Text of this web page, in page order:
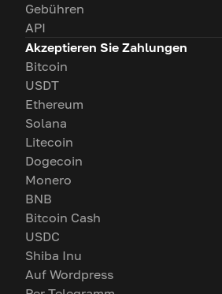
Gebühren
API
Akzeptieren Sie Zahlungen
Bitcoin
USDT
Ethereum
Solana
Litecoin
Dogecoin
Monero
BNB
Bitcoin Cash
USDC
Shiba Inu
Auf Wordpress